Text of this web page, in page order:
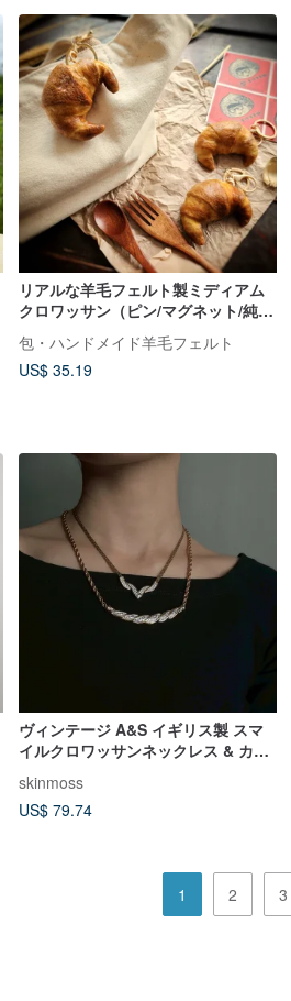
リアルな羊毛フェルト製ミディアム
クロワッサン（ピン/マグネット/純粋
なキーリング/OOオーナメント）
包・ハンドメイド羊毛フェルト
US$ 35.19
ヴィンテージ A&S イギリス製 スマ
イルクロワッサンネックレス & カモ
skinmoss
US$ 79.74
1 2 3